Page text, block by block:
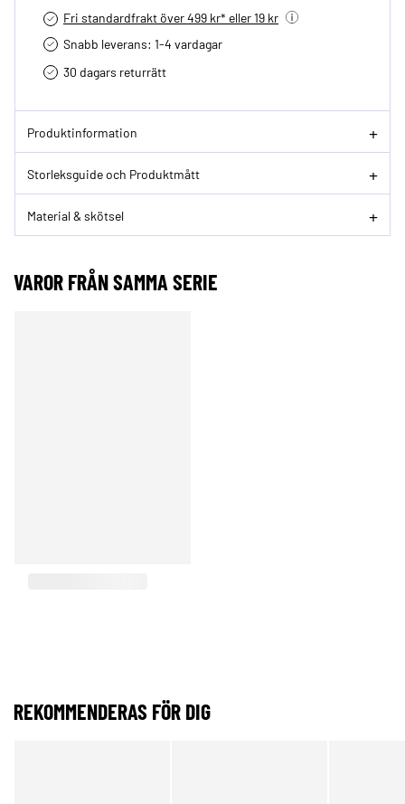
Fri standardfrakt över 499 kr* eller 19 kr
Snabb leverans: 1-4 vardagar
30 dagars returrätt­
Produktinformation
Storleksguide och Produktmått
Material & skötsel
VAROR FRÅN SAMMA SERIE
REKOMMENDERAS FÖR DIG